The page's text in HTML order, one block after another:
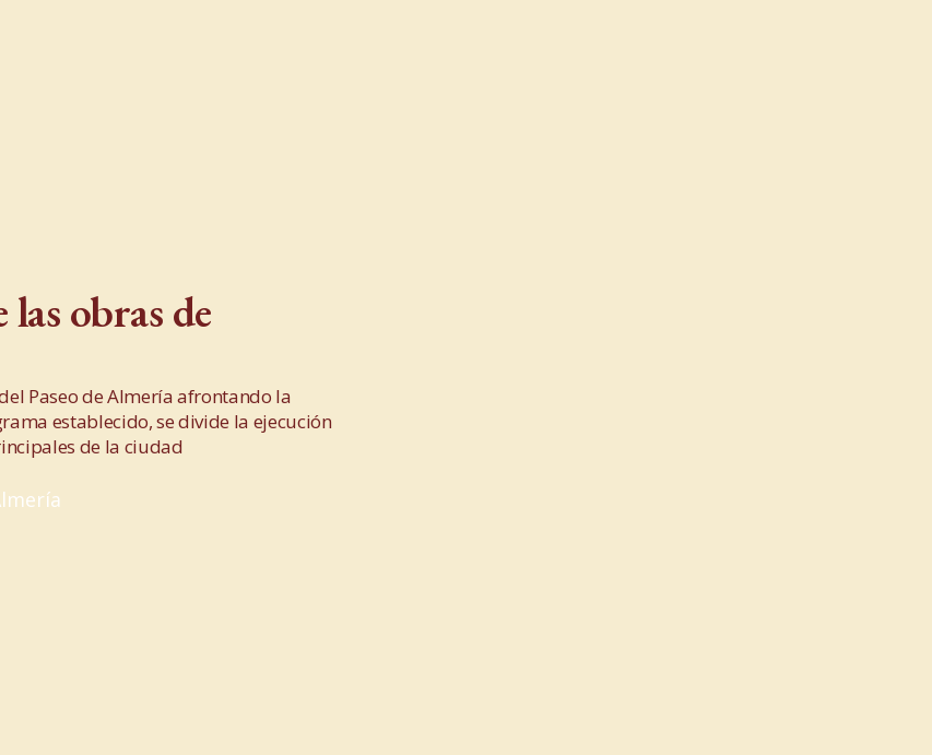
obras de
Paseo de Almería afrontando la
establecido, se divide la ejecución
de la ciudad